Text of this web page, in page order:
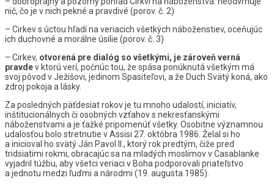
nič, čo je v nich pekné a pravdivé (porov. č. 2)
– Cirkev s úctou hľadí na veriacich všetkých náboženstiev, oceňujúc
ich duchovné a morálne úsilie (porov. č. 3)
– Cirkev, otvorená pre dialóg so všetkými, je zároveň verná
pravdev ktorú verí, počnúc tou, že spása ponúknutá všetkým má
svoj pôvod v Ježišovi, jedinom Spasiteľovi, a že Duch Svätý koná, ako
zdroj pokoja a lásky.
Za posledných päťdesiat rokov je tu mnoho udalostí, iniciatív,
inštitucionálnych či osobných vzťahov s nekresťanskými
náboženstvami a je ťažké pripomenúť všetky. Osobitne významnou
udalosťou bolo stretnutie v Assisi 27. októbra 1986. Želal si ho
a inicioval ho svätý Ján Pavol II., ktorý rok predtým, čiže pred
tridsiatimi rokmi, obracajúc sa na mladých moslimov v Casablanke
vyjadril túžbu, aby všetci veriaci v Boha podporovali priateľstvo
a jednotu medzi ľuďmi a národmi (19. augusta 1985).